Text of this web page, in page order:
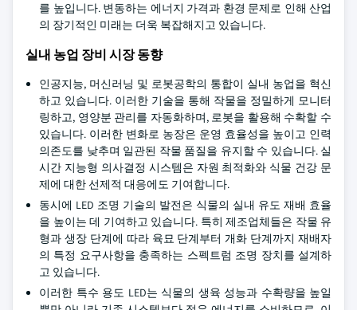
를 높입니다. 변동하는 에너지 가격과 환경 문제로 인해 산업
의 장기적인 미래는 더욱 복잡해지고 있습니다.
실내 농업 장비 시장 동향
인공지능, 머신러닝 및 로봇공학의 통합이 실내 농업을 혁신
하고 있습니다. 이러한 기술을 통해 작물을 정밀하게 모니터
링하고, 영양분 관리를 자동화하며, 로봇을 활용해 수확할 수
있습니다. 이러한 변화로 농장은 운영 효율성을 높이고 인력
의존도를 낮추며 일관된 작물 품질을 유지할 수 있습니다. 실
시간 지능형 의사결정 시스템은 자원 최적화와 식물 건강 문
제에 대한 선제적 대응에도 기여합니다.
동시에 LED 조명 기술의 발전은 식물의 실내 유도 재배 효율
을 높이는 데 기여하고 있습니다. 특히 제조업체들은 작물 유
형과 생장 단계에 따라 육묘 단계부터 개화 단계까지 재배자
의 특정 요구사항을 충족하는 스펙트럼 조명 장치를 설계하
고 있습니다.
이러한 특수 용도 LED는 식물의 생육 성능과 수확량을 높일